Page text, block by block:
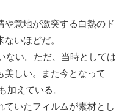
意地が激突する白熱のド
いほどだ。
ない。ただ、当時としては
しい。また今となって
加えている。
いたフィルムが素材とし